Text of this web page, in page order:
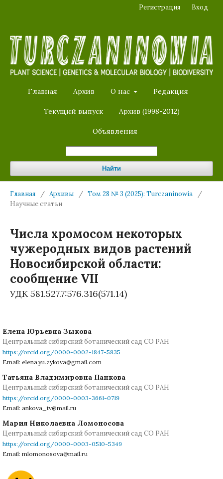
Главная Архив О нас Редакция
Текущий выпуск Архив (1998-2012)
Объявления
Найти
Регистрация Вход
Главная / Архивы / Том 28 № 3 (2025): Turczaninowia
/
Научные статьи
Числа хромосом некоторых
чужеродных видов растений
Новосибирской области:
сообщение VII
УДК 581.527.7:576.316(571.14)
Елена Юрьевна Зыкова
Центральный сибирский ботанический сад СО РАН
https://orcid.org/0000-0002-1847-5835
Email: elena.yu.zykova@gmail.com
Татьяна Владимировна Панкова
Центральный сибирский ботанический сад СО РАН
https://orcid.org/0000-0003-3661-0719
Email: ankova_tv@mail.ru
Мария Николаевна Ломоносова
Центральный сибирский ботанический сад СО РАН
https://orcid.org/0000-0003-0510-5349
Email: mlomonosova@mail.ru